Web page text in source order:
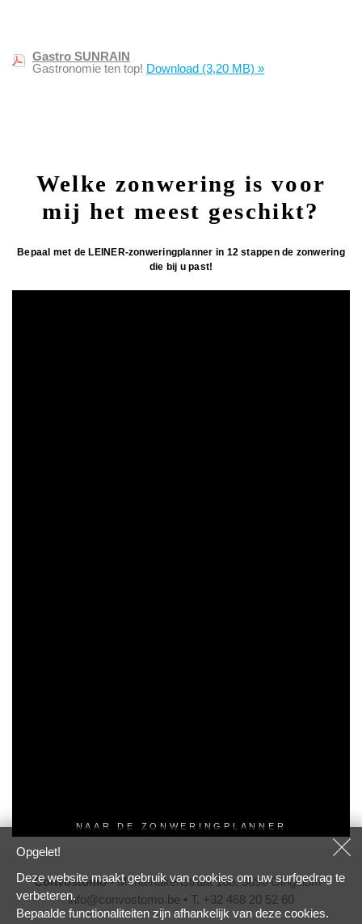
Gastro SUNRAIN
Gastronomie ten top! Download (3,20 MB) »
Welke zonwering is voor
mij het meest geschikt?
Bepaal met de LEINER-zonweringplanner in 12 stappen de zonwering
die bij u past!
NAAR DE ZONWERINGPLANNER
Convostomo• Montenakenstraat 16b, 3890 Gingelom •
info@convostomo.be • T. +32 468 20 52 60
Opgelet!
Deze website maakt gebruik van cookies om uw surfgedrag te
verbeteren.
Bepaalde functionaliteiten zijn afhankelijk van deze cookies.